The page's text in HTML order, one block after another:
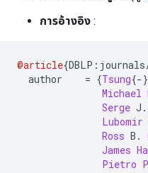
การอ้างอิง :
@article{DBLP : journals
author = {Tsung{-}
Michael
Serge J .
Lubomir
Ross B .
James
Pietro